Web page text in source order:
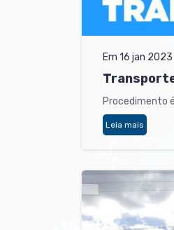
Em 16 jan 2023
Procedimento
Leia mais